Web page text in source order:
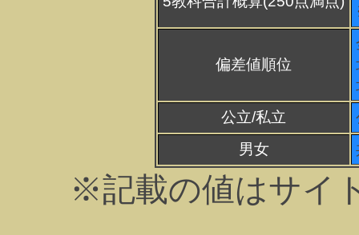
偏差値順位
公立/私立
男女
※記載の値はサイ